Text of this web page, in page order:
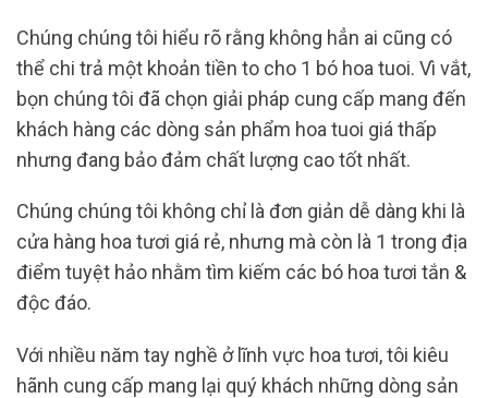
Chúng chúng tôi hiểu rõ rằng không hẳn ai cũng có
thể chi trả một khoản tiền to cho 1 bó hoa tuoi. Vì vắt,
bọn chúng tôi đã chọn giải pháp cung cấp mang đến
khách hàng các dòng sản phẩm hoa tuoi giá thấp
nhưng đang bảo đảm chất lượng cao tốt nhất.
Chúng chúng tôi không chỉ là đơn giản dễ dàng khi là
cửa hàng hoa tươi giá rẻ, nhưng mà còn là 1 trong địa
điểm tuyệt hảo nhằm tìm kiếm các bó hoa tươi tắn &
độc đáo.
Với nhiều năm tay nghề ở lĩnh vực hoa tươi, tôi kiêu
hãnh cung cấp mang lại quý khách những dòng sản